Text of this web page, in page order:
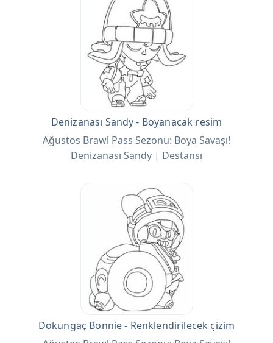
Denizanası Sandy - Boyanacak resim
Ağustos Brawl Pass Sezonu: Boya Savaşı!
Denizanası Sandy | Destansı
Dokungaç Bonnie - Renklendirilecek çizim